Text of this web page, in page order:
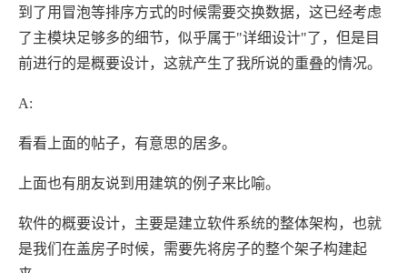
到了用冒泡等排序方式的时候需要交换数据，这已经考虑
了主模块足够多的细节，似乎属于"详细设计"了，但是目
前进行的是概要设计，这就产生了我所说的重叠的情况。
A:
看看上面的帖子，有意思的居多。
上面也有朋友说到用建筑的例子来比喻。
软件的概要设计，主要是建立软件系统的整体架构，也就
是我们在盖房子时候，需要先将房子的整个架子构建起